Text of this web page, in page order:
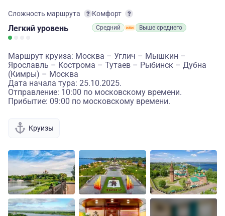
Сложность маршрута
Легкий уровень
Комфорт
Средний Выше среднего
Маршрут круиза: Москва – Углич – Мышкин –
Ярославль – Кострома – Тутаев – Рыбинск – Дубна
(Кимры) – Москва
Дата начала тура: 25.10.2025.
Отправление: 10:00 по московскому времени.
Прибытие: 09:00 по московскому времени.
Круизы